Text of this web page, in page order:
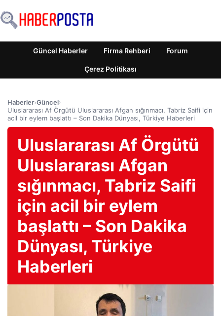
Güncel Haberler Firma Rehberi Forum
Çerez Politikası
Haberler›Güncel›
Uluslararası Af Örgütü Uluslararası Afgan sığınmacı, Tabriz Saifi için
acil bir eylem başlattı – Son Dakika Dünyası, Türkiye Haberleri
Uluslararası Af Örgütü
Uluslararası Afgan
sığınmacı, Tabriz Saifi
için acil bir eylem
başlattı – Son Dakika
Dünyası, Türkiye
Haberleri